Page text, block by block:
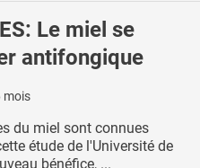
Le miel se
antifongique
mois
du miel sont connues
étude de l'Université de
bénéfice, ...